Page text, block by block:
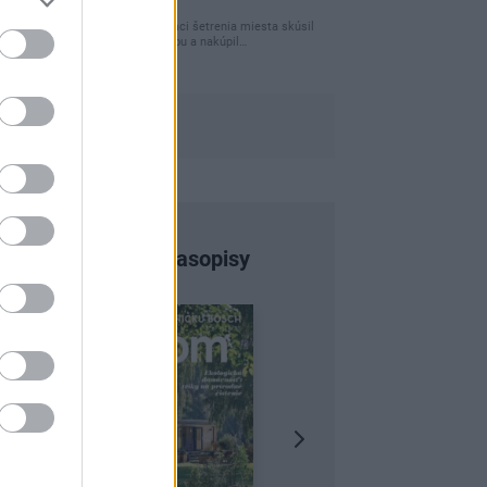
úložného miesta
Ja som pred časom v rámci šetrenia miesta skúsil
využiť priestor pod posteľou a nakúpil…
Najnovšie časopisy